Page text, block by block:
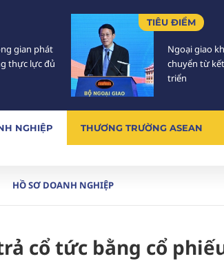
gian phát
thực lực đủ
TIÊU ĐIỂM
Ngoại giao
chuyển từ
triển
NGHIỆP THƯƠNG TRƯỜNG ASEAN
HỒ SƠ DOANH NGHIỆP
cổ tức bằng cổ